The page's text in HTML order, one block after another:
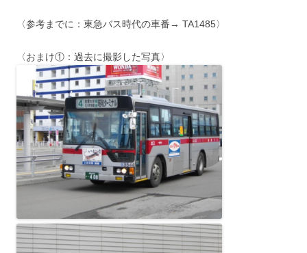
〈参考までに：東急バス時代の車番→ TA1485〉
〈おまけ①：過去に撮影した写真〉